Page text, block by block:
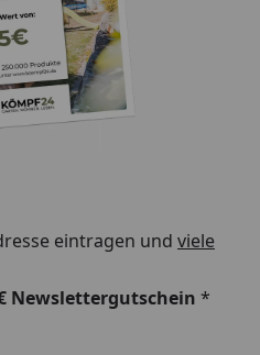
eintragen und viele
Newslettergutschein *